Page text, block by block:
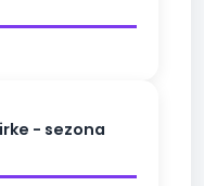
- sezona